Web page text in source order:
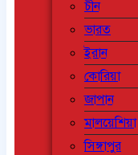
চীন
ভারত
ইরান
কোরিয়া
জাপান
মালয়েশিয়া
সিঙ্গাপুর